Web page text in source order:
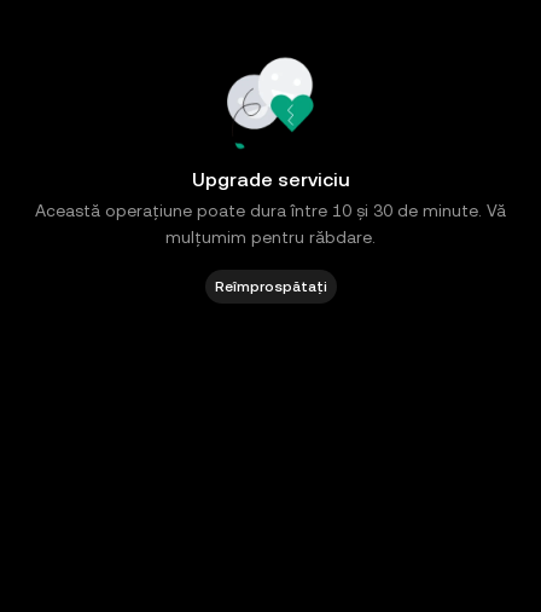
Upgrade serviciu
Această operațiune poate dura între 10 și 30 de minute. Vă
mulțumim pentru răbdare.
Reîmprospătați